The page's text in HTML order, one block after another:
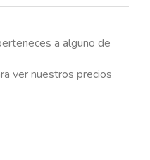
a alguno de
ver nuestros precios